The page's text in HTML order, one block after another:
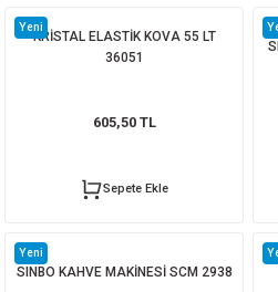
Yeni
KRİSTAL ELASTİK KOVA 55 LT
36051
605,50 TL
Sepete Ekle
Yeni
SINBO KAHVE MAKİNESİ SCM 2938